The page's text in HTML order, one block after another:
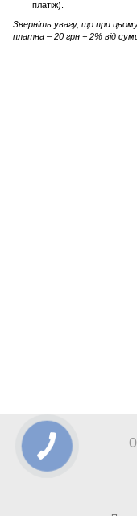
платіж).
Зверніть увагу, що при
платна – 20 грн + 2% від